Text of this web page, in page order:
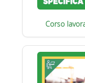
Corso